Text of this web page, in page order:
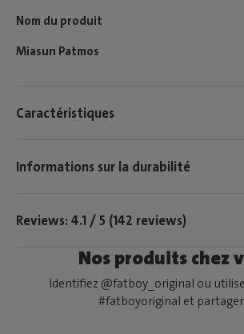
Nom du produit
Miasun Patmos
Caractéristiques
Informations sur la durabilité
Reviews: 4.1 / 5 (142 reviews)
Nos produits chez
Identifiez @fatboy_original ou
#fatboyoriginal et partager